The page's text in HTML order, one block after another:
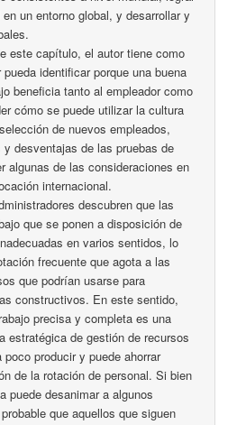
un entorno global, y desarrollar y
este capítulo, el autor tiene como
identificar porque una buena
beneficia tanto al empleador como
cómo se puede utilizar la cultura
de nuevos empleados,
desventajas de las pruebas de
algunas de las consideraciones en
internacional.
descubren que las
que se ponen a disposición de
en varios sentidos, lo
frecuente que agota a las
que podrían usarse para
constructivos. En este sentido,
precisa y completa es una
estratégica de gestión de recursos
producir y puede ahorrar
de la rotación de personal. Si bien
puede desanimar a algunos
que aquellos que siguen